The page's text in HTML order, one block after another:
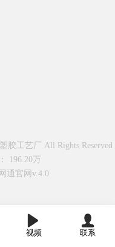
视频 联系
胶工艺厂 All Rights Reserved
196.20万
通官网v.4.0